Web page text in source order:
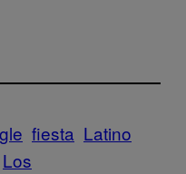
fiesta Latino
Los